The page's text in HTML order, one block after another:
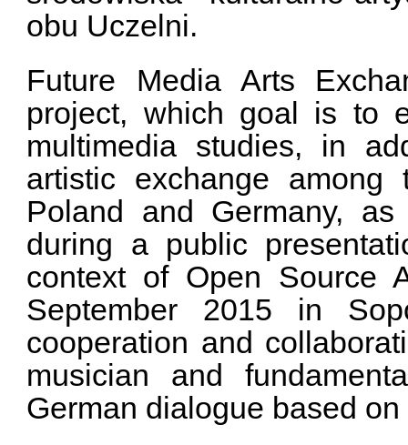
obu Uczelni.
Future Media Arts
project, which goal is to
multimedia studies, in
artistic exchange among
Poland and Germany,
during a public
context of Open Source
September 2015 in
cooperation and
musician and
German dialogue based